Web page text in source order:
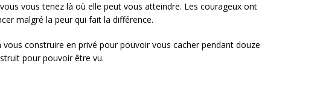
vous tenez là où elle peut vous atteindre. Les courageux ont
malgré la peur qui fait la différence.
vous construire en privé pour pouvoir vous cacher pendant douze
pour pouvoir être vu.